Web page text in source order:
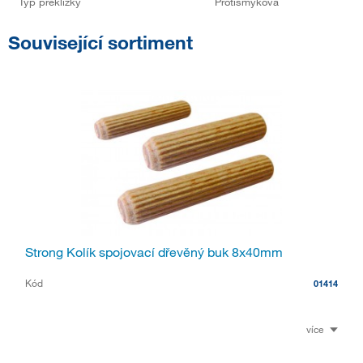
Související sortiment
Strong Kolík spojovací dřevěný buk 8x40mm
Kód 01414
více